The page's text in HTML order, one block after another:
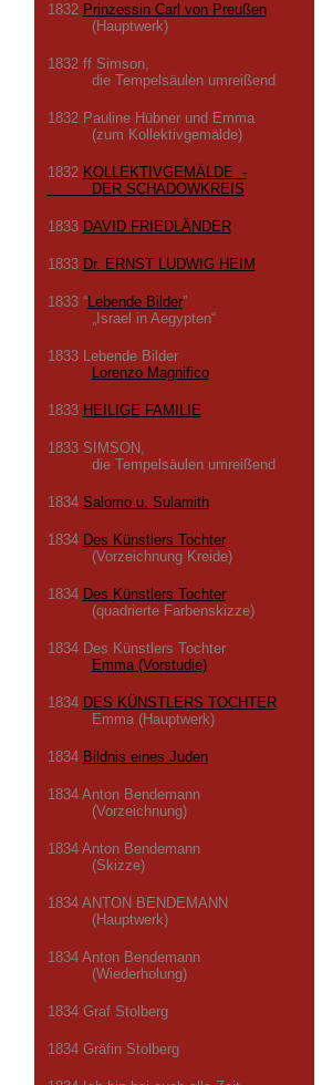
1832 Prinzessin Carl von Preußen
(Hauptwerk)
1832 ff Simson,
die Tempelsäulen umreißend
1832 Pauline Hübner und Emma
(zum Kollektivgemälde)
1832 KOLLEKTIVGEMÄLDE -
DER SCHADOWKREIS
1833 DAVID FRIEDLÄNDER
1833 Dr. ERNST LUDWIG HEIM
1833 “Lebende Bilder”
„Israel in Aegypten“
1833 Lebende Bilder
Lorenzo Magnifico
1833 HEILIGE FAMILIE
1833 SIMSON,
die Tempelsäulen umreißend
1834 Salomo u. Sulamith
1834 Des Künstlers Tochter
(Vorzeichnung Kreide)
1834 Des Künstlers Tochter
(quadrierte Farbenskizze)
1834 Des Künstlers Tochter
Emma (Vorstudie)
1834 DES KÜNSTLERS TOCHTER
Emma (Hauptwerk)
1834 Bildnis eines Juden
1834 Anton Bendemann
(Vorzeichnung)
1834 Anton Bendemann
(Skizze)
1834 ANTON BENDEMANN
(Hauptwerk)
1834 Anton Bendemann
(Wiederholung)
1834 Graf Stolberg
1834 Gräfin Stolberg